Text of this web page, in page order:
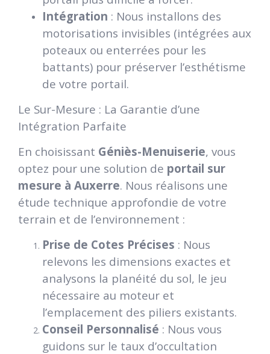
Intégration : Nous installons des
motorisations invisibles (intégrées aux
poteaux ou enterrées pour les
battants) pour préserver l’esthétisme
de votre portail.
Le Sur-Mesure : La Garantie d’une
Intégration Parfaite
En choisissant Géniès-Menuiserie, vous
optez pour une solution de portail sur
mesure à Auxerre. Nous réalisons une
étude technique approfondie de votre
terrain et de l’environnement :
Prise de Cotes Précises : Nous
relevons les dimensions exactes et
analysons la planéité du sol, le jeu
nécessaire au moteur et
l’emplacement des piliers existants.
Conseil Personnalisé : Nous vous
guidons sur le taux d’occultation